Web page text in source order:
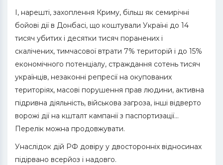
І, нарешті, захоплення Криму, більш як семирічні
бойові дії в Донбасі, що коштували Україні до 14
тисяч убитих і десятки тисяч поранених і
скалічених, тимчасової втрати 7% територій і до 15%
економічного потенціалу, страждання сотень тисяч
українців, незаконні репресії на окупованих
територіях, масові порушення прав людини, активна
підривна діяльність, військова загроза, інші відверто
ворожі дії на кшталт кампанії з паспортизації…
Перелік можна продовжувати.
Унаслідок дій РФ довіру у двосторонніх відносинах
підірвано всерйоз і надовго.